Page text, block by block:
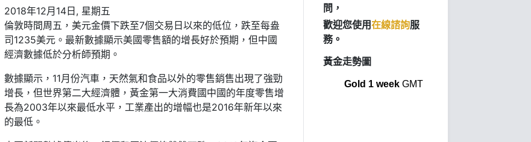
2018年12月14日, 星期五
倫敦時間周五，美元金價下跌至7個交易日以來的低位，跌至每盎
司1235美元。最新數據顯示美國零售額的增長好於預期，但中國
經濟數據低於分析師預期。
數據顯示，11月份汽車，天然氣和食品以外的零售銷售出現了強勁
增長，但世界第二大經濟體，黃金第一大消費國中國的年度零售增
長為2003年以來最低水平，工業產出的增幅也是2016年新年以來
的最低。
問，
歡迎您使用在線諮詢服
務。
黃金走勢圖
Gold 1 weekGMT